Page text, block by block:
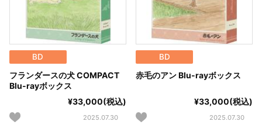
BD
フランダースの犬 COMPACT
Blu-rayボックス
¥33,000(税込)
2025.07.30
BD
赤毛のアン Blu-rayボックス
¥33,000(税込)
2025.07.30